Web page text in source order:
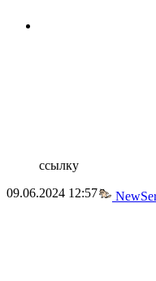
ссылку
09.06.2024 12:57